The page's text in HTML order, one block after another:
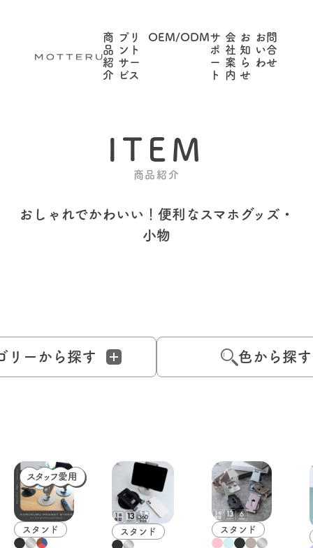
商
品
紹
介
プリ
ント
サー
ビス
OEM/ODMサ
ポ
ー
ト
会
社
案
内
お
知
ら
せ
お問
い合
わせ
ITEM
商品紹介
おしゃれでかわいい！ 便利なスマホグッズ・
小物
リーから探す 色から探す
スタンド スタンド スタンド